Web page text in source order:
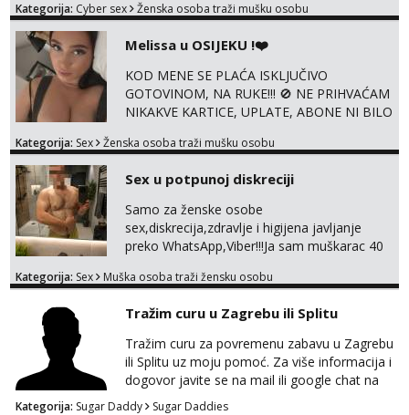
+385919977166 Telegram 👉
UŽIVO
Kategorija: Cyber sex Ženska osoba traži mušku osobu
Melissa u OSIJEKU !❤️
KOD MENE SE PLAĆA ISKLJUČIVO
GOTOVINOM, NA RUKE!!! 🚫 NE PRIHVAĆAM
NIKAKVE KARTICE, UPLATE, ABONE NI BILO
SAMO GOTOVINA!!! Moje fotografije su
za dopisivanja Za dogovor mi piši direktno na
WhatsApp – ako znaš što želiš, bit će ti
nagrađeno.
Kategorija: Sex Ženska osoba traži mušku osobu
Sex u potpunoj diskreciji
Samo za ženske osobe
sex,diskrecija,zdravlje i higijena javljanje
preko WhatsApp,Viber!!!Ja sam muškarac 40
sve stvar dogovora otvoren za sve
Kategorija: Sex Muška osoba traži žensku osobu
Tražim curu u Zagrebu ili Splitu
Tražim curu za povremenu zabavu u Zagrebu
ili Splitu uz moju pomoć. Za više informacija i
dogovor javite se na mail ili google chat na
oneofakind999111@gmail.com
Kategorija: Sugar Daddy Sugar Daddies